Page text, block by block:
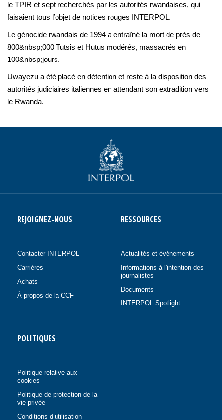
le TPIR et sept recherchés par les autorités rwandaises, qui
faisaient tous l’objet de notices rouges INTERPOL.
Le génocide rwandais de 1994 a entraîné la mort de près de
800&nbsp;000 Tutsis et Hutus modérés, massacrés en
100&nbsp;jours.
Uwayezu a été placé en détention et reste à la disposition des
autorités judiciaires italiennes en attendant son extradition vers
le Rwanda.
REJOIGNEZ-NOUS
Contacter INTERPOL
Carrières
Achats
À propos de la CCF
RESSOURCES
Actualités et événements
Informations à l’intention des
journalistes
Documents
INTERPOL Spotlight
POLITIQUES
Politique relative aux
cookies
Politique de protection de la
vie privée
Conditions d’utilisation